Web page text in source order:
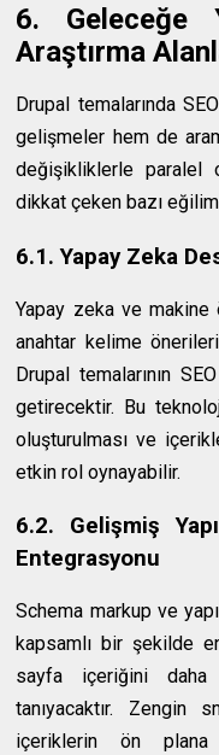
6. Geleceğe
Araştırma
Drupal temalarında
gelişmeler hem de
değişikliklerle paralel
dikkat çeken bazı
6.1. Yapay Zeka
Yapay zeka ve makine
anahtar kelime
Drupal temalarının
getirecektir. Bu
oluşturulması ve
etkin rol oynayabilir.
6.2. Gelişmiş
Entegrasyonu
Schema markup ve
kapsamlı bir şekilde
sayfa içeriğini daha
tanıyacaktır. Zengin
içeriklerin ön plana